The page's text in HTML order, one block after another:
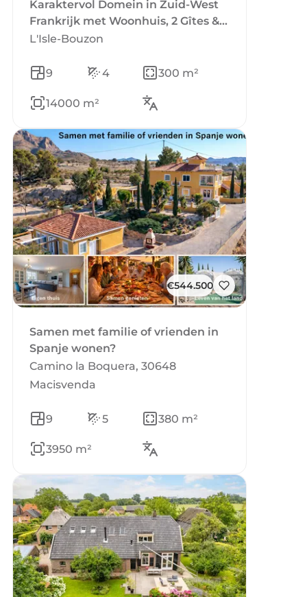
Karaktervol Domein in Zuid-West
Frankrijk met Woonhuis, 2 Gîtes &
Zwembad, 1,4 ha en bijgebouwen
L'Isle-Bouzon
9 4 300 m²
14000 m²
€544.500
Samen met familie of vrienden in
Spanje wonen?
Camino la Boquera, 30648
Macisvenda
9 5 380 m²
3950 m²